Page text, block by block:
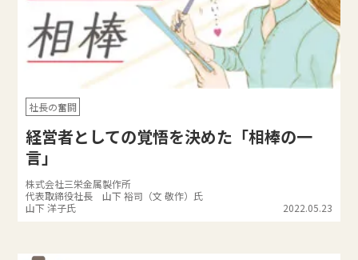
社長の奮闘
経営者としての覚悟を決めた「相棒の一
言」
株式会社三栄金属製作所
代表取締役社長 山下 裕司（文 敬作）氏
山下 洋子氏
2022.05.23